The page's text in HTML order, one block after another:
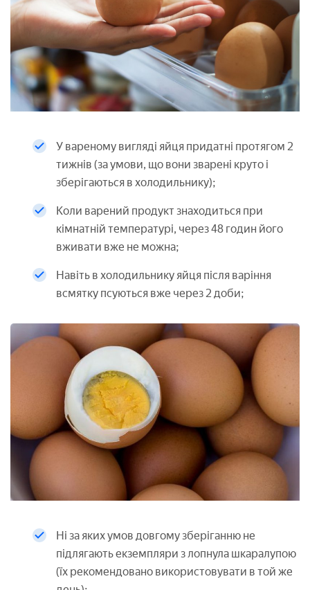
У вареному вигляді яйця придатні протягом 2
тижнів (за умови, що вони зварені круто і
зберігаються в холодильнику);
Коли варений продукт знаходиться при
кімнатній температурі, через 48 годин його
вживати вже не можна;
Навіть в холодильнику яйця після варіння
всмятку псуються вже через 2 доби;
Ні за яких умов довгому зберіганню не
підлягають екземпляри з лопнула шкаралупою
(їх рекомендовано використовувати в той же